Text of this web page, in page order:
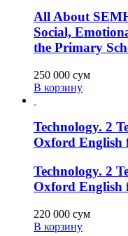
All About
Social,
the Primary
250 000 сум
В корзину
Technology. 2
Oxford English
Technology. 2
Oxford English
220 000 сум
В корзину